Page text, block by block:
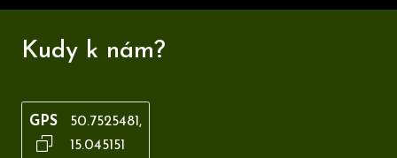
Kudy k nám?
GPS
50.7525481,
15.045151